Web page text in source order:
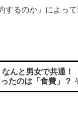
するのか」によっ
んと男女で共通
たのは「食費」？